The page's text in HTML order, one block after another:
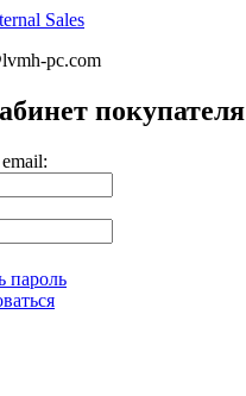
pc.com
покупателя
пароль